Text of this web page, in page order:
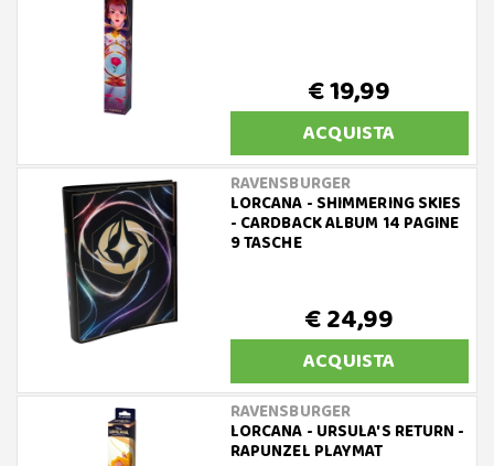
€ 19,99
ACQUISTA
RAVENSBURGER
LORCANA - SHIMMERING SKIES
- CARDBACK ALBUM 14 PAGINE
9 TASCHE
€ 24,99
ACQUISTA
RAVENSBURGER
LORCANA - URSULA'S RETURN -
RAPUNZEL PLAYMAT